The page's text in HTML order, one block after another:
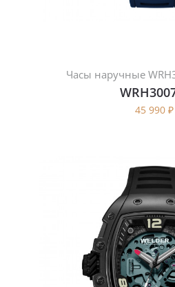
Часы наручные
45 990 ₽